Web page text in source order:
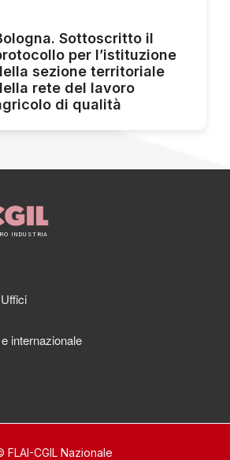
Sottoscritto il
per l’istituzione
sezione territoriale
rete del lavoro
di qualità
INDUSTRIA
internazionale
FLAI-CGIL Nazionale